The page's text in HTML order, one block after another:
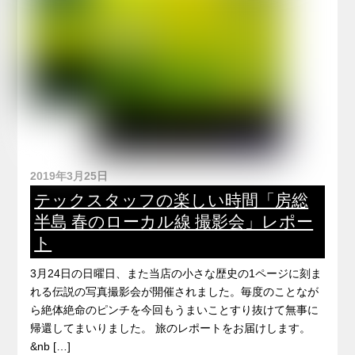
2019年3月25日
テックスタッフの楽しい時間「房総
半島 春のローカル線 撮影会」レポー
ト
3月24日の日曜日、また当店の小さな歴史の1ページに刻ま
れる伝説の写真撮影会が開催されました。毎度のことなが
ら絶体絶命のピンチを今回もうまいことすり抜けて無事に
帰還してまいりました。 旅のレポートをお届けします。
&nb […]